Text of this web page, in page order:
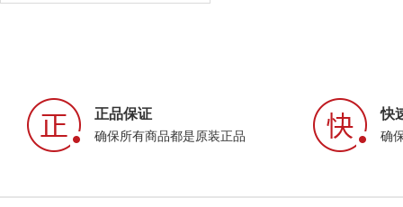
正品保证
确保所有商品都是原装正品
快
确